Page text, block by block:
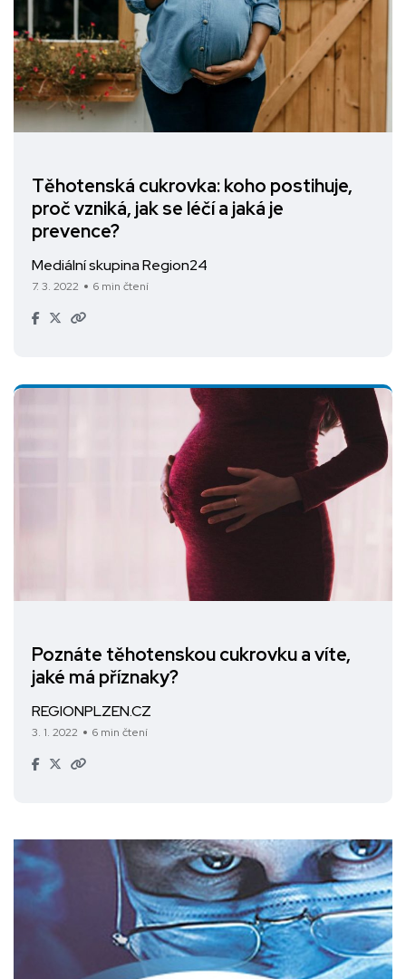
Těhotenská cukrovka: koho postihuje,
proč vzniká, jak se léčí a jaká je
prevence?
Mediální skupina Region24
7. 3. 2022 6 min čtení
Poznáte těhotenskou cukrovku a víte,
jaké má příznaky?
REGIONPLZEN.CZ
3. 1. 2022 6 min čtení